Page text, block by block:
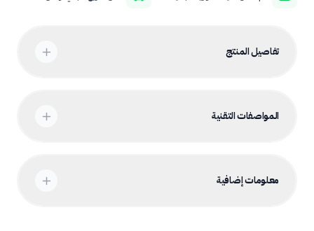
تفاصيل المنتج
المواصفات التقنية
معلومات إضافية